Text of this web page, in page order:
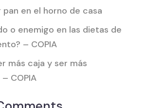
en el horno de casa
o enemigo en las dietas de
– COPIA
más caja y ser más
COPIA